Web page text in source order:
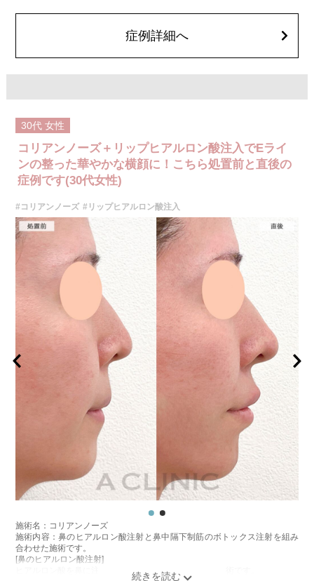
オプション：表面麻酔 3,300円(税込) 笑気麻酔 3,300円(税込)
症例詳細へ
30代 女性
コリアンノーズ＋リップヒアルロン酸注入でEライ
ンの整った華やかな横顔に！こちら処置前と直後の
症例です(30代女性)
#コリアンノーズ #リップヒアルロン酸注入
施術名：コリアンノーズ
施術内容：鼻のヒアルロン酸注射と鼻中隔下制筋のボトックス注射を組み
合わせた施術です。
[鼻のヒアルロン酸注射]
ヒアルロン酸を鼻に注入することで、鼻の形を整える施術です。